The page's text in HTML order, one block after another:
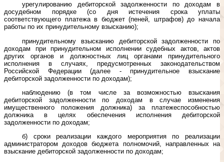
урегулированию дебиторской задолженности по доходам в
досудебном порядке (со дня истечения срока уплаты
соответствующего платежа в бюджет (пеней, штрафов) до начала
работы по их принудительному взысканию);
принудительному взысканию дебиторской задолженности по
доходам при принудительном исполнении судебных актов, актов
других органов и должностных лиц органами принудительного
исполнения в случаях, предусмотренных законодательством
Российской Федерации (далее - принудительное взыскание
дебиторской задолженности по доходам);
наблюдению (в том числе за возможностью взыскания
дебиторской задолженности по доходам в случае изменения
имущественного положения должника) за платежеспособностью
должника в целях обеспечения исполнения дебиторской
задолженности по доходам;
б) сроки реализации каждого мероприятия по реализации
администратором доходов бюджета полномочий, направленных на
взыскание дебиторской задолженности по доходам;